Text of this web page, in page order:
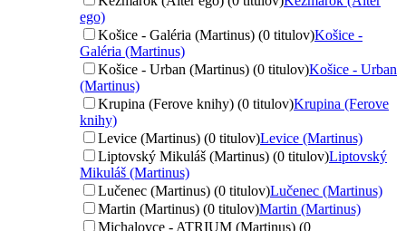
ego)
Košice - Galéria (Martinus) (0 titulov)Košice -
Galéria (Martinus)
Košice - Urban (Martinus) (0 titulov)Košice - Urban
(Martinus)
Krupina (Ferove knihy) (0 titulov)Krupina (Ferove
knihy)
Levice (Martinus) (0 titulov)Levice (Martinus)
Liptovský Mikuláš (Martinus) (0 titulov)Liptovský
Mikuláš (Martinus)
Lučenec (Martinus) (0 titulov)Lučenec (Martinus)
Martin (Martinus) (0 titulov)Martin (Martinus)
Michalovce - ATRIUM (Martinus) (0